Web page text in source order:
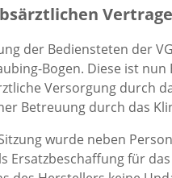
der Bediensteten der
Bogen. Diese ist
Versorgung durch
Betreuung durch das
wurde neben
Ersatzbeschaffung für